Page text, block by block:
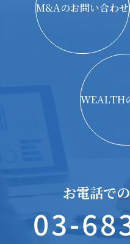
M&Aのお問い合わせ
WEALTH
お電話で
03-